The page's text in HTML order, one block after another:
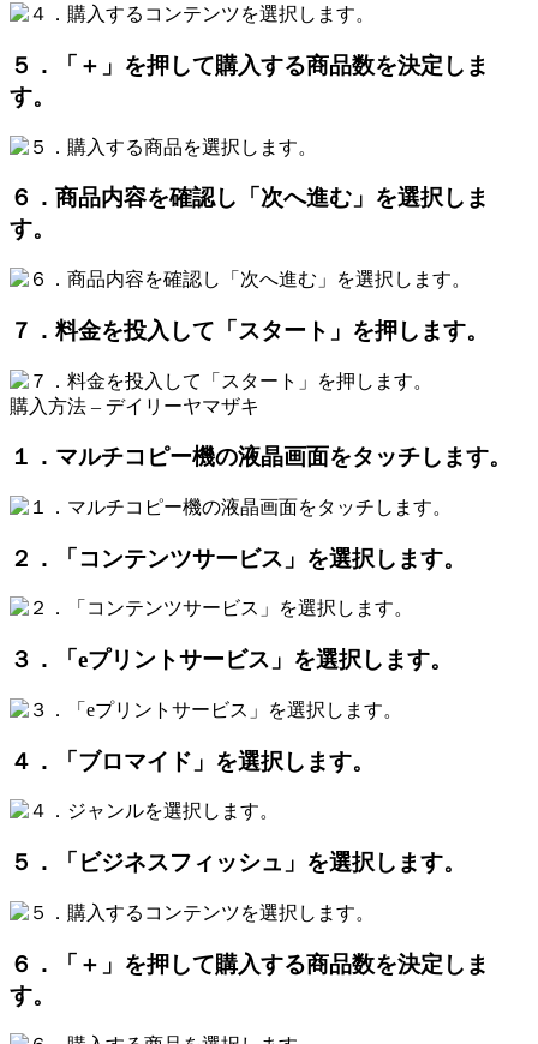
５．「＋」を押して購入する商品数を決定しま
す。
６．商品内容を確認し「次へ進む」を選択しま
す。
７．料金を投入して「スタート」を押します。
購入方法 – デイリーヤマザキ
１．マルチコピー機の液晶画面をタッチします。
２．「コンテンツサービス」を選択します。
３．「eプリントサービス」を選択します。
４．「ブロマイド」を選択します。
５．「ビジネスフィッシュ」を選択します。
６．「＋」を押して購入する商品数を決定しま
す。